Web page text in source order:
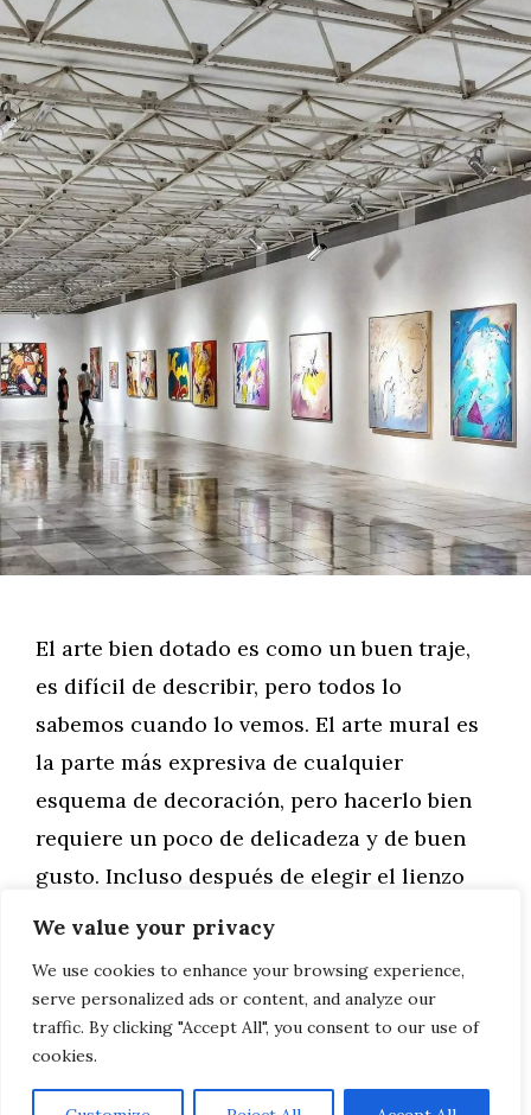
We value your privacy
We use cookies to enhance your browsing experience,
serve personalized ads or content, and analyze our
traffic. By clicking "Accept All", you consent to our use of
cookies.
El arte bien dotado es como un buen traje,
es difícil de describir, pero todos lo
sabemos cuando lo vemos. El arte mural es
la parte más expresiva de cualquier
esquema de decoración, pero hacerlo bien
requiere un poco de delicadeza y de buen
gusto. Incluso después de elegir el lienzo
perfecto en Nuryba Decoración, …
Leer más